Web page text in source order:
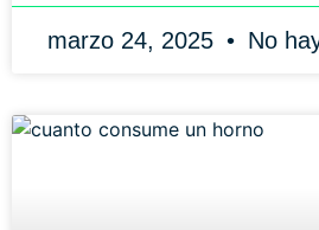
marzo 24, 2025 No